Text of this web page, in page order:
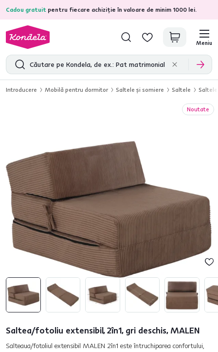
Cadou gratuit pentru fiecare achiziție în valoare de minim 1000 lei.
4,7 31.333recenzii de produs verificate
Meniu
Introducere Mobilă pentru dormitor Saltele şi somiere Saltele
Noutate
Saltea/fotoliu extensibil, 2în1, gri deschis, MALEN
Salteaua/fotoliul extensibil MALEN 2în1 este întruchiparea confortului,